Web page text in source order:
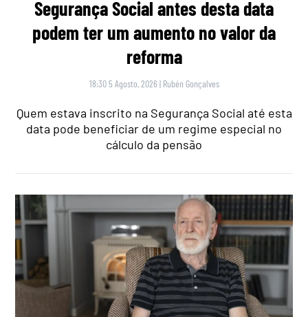
Segurança Social antes desta data
podem ter um aumento no valor da
reforma
18:30 5 Agosto, 2026 | Rubén Gonçalves
Quem estava inscrito na Segurança Social até esta
data pode beneficiar de um regime especial no
cálculo da pensão